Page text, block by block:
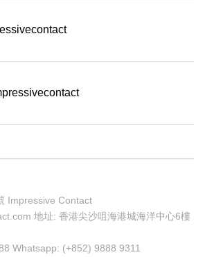
Impressive Contact
地址: 香港尖沙咀海港城海洋中心6樓
Whatsapp: (+852) 9888 9311